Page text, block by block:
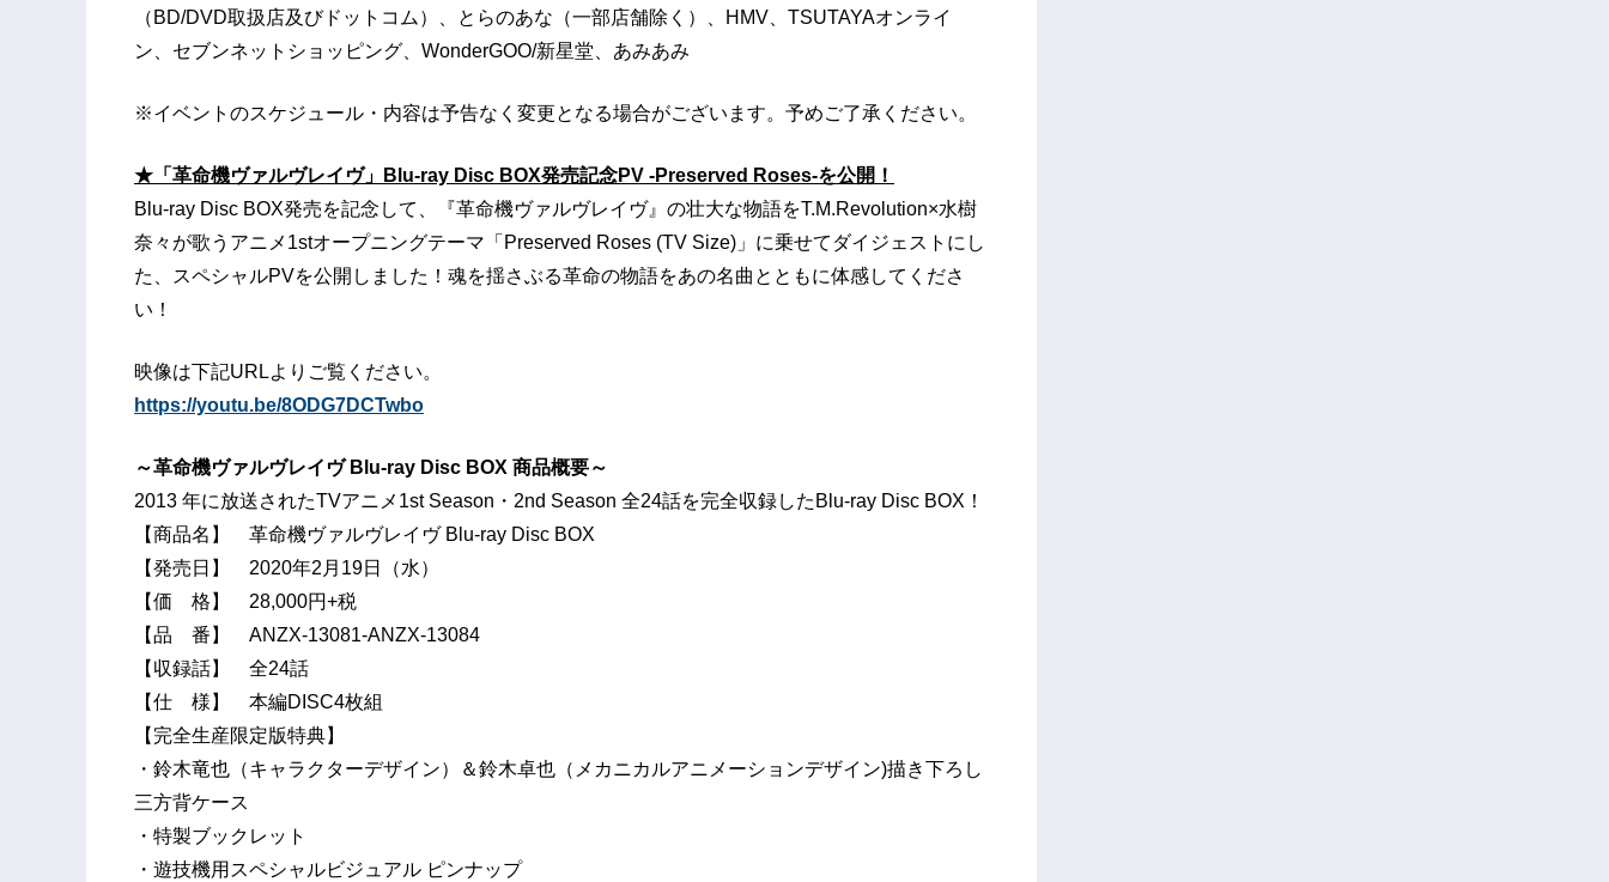
（BD/DVD取扱店及びドットコム）、とらのあな（一部店舗除く）、HMV、TSUTAYAオンライ
ン、セブンネットショッピング、WonderGOO/新星堂、あみあみ
※イベントのスケジュール・内容は予告なく変更となる場合がございます。予めご了承ください。
★「革命機ヴァルヴレイヴ」Blu-ray Disc BOX発売記念PV -Preserved Roses-を公開！
Blu-ray Disc BOX発売を記念して、『革命機ヴァルヴレイヴ』の壮大な物語をT.M.Revolution×水樹
奈々が歌うアニメ1stオープニングテーマ「Preserved Roses (TV Size)」に乗せてダイジェストにし
た、スペシャルPVを公開しました！魂を揺さぶる革命の物語をあの名曲とともに体感してくださ
い！
映像は下記URLよりご覧ください。
https://youtu.be/8ODG7DCTwbo
～革命機ヴァルヴレイヴ Blu-ray Disc BOX 商品概要～
2013 年に放送されたTVアニメ1st Season・2nd Season 全24話を完全収録したBlu-ray Disc BOX！
【商品名】 革命機ヴァルヴレイヴ Blu-ray Disc BOX
【発売日】 2020年2月19日（水）
【価 格】 28,000円+税
【品 番】 ANZX-13081-ANZX-13084
【収録話】 全24話
【仕 様】 本編DISC4枚組
【完全生産限定版特典】
・鈴木竜也（キャラクターデザイン）＆鈴木卓也（メカニカルアニメーションデザイン)描き下ろし
三方背ケース
・特製ブックレット
・遊技機用スペシャルビジュアル ピンナップ